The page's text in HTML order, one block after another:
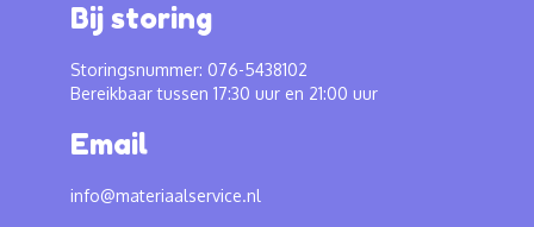
Bij storing
Storingsnummer: 076-5438102
Bereikbaar tussen 17:30 uur en 21:00 uur
Email
info@materiaalservice.nl